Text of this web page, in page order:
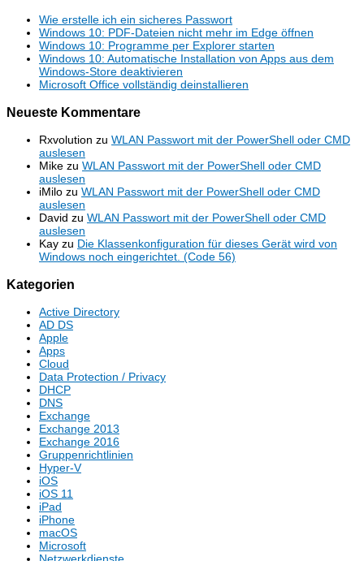
Wie erstelle ich ein sicheres Passwort
Windows 10: PDF-Dateien nicht mehr im Edge öffnen
Windows 10: Programme per Explorer starten
Windows 10: Automatische Installation von Apps aus dem
Windows-Store deaktivieren
Microsoft Office vollständig deinstallieren
Neueste Kommentare
Rxvolution zu WLAN Passwort mit der PowerShell oder CMD
auslesen
Mike zu WLAN Passwort mit der PowerShell oder CMD
auslesen
iMilo zu WLAN Passwort mit der PowerShell oder CMD
auslesen
David zu WLAN Passwort mit der PowerShell oder CMD
auslesen
Kay zu Die Klassenkonfiguration für dieses Gerät wird von
Windows noch eingerichtet. (Code 56)
Kategorien
Active Directory
AD DS
Apple
Apps
Cloud
Data Protection / Privacy
DHCP
DNS
Exchange
Exchange 2013
Exchange 2016
Gruppenrichtlinien
Hyper-V
iOS
iOS 11
iPad
iPhone
macOS
Microsoft